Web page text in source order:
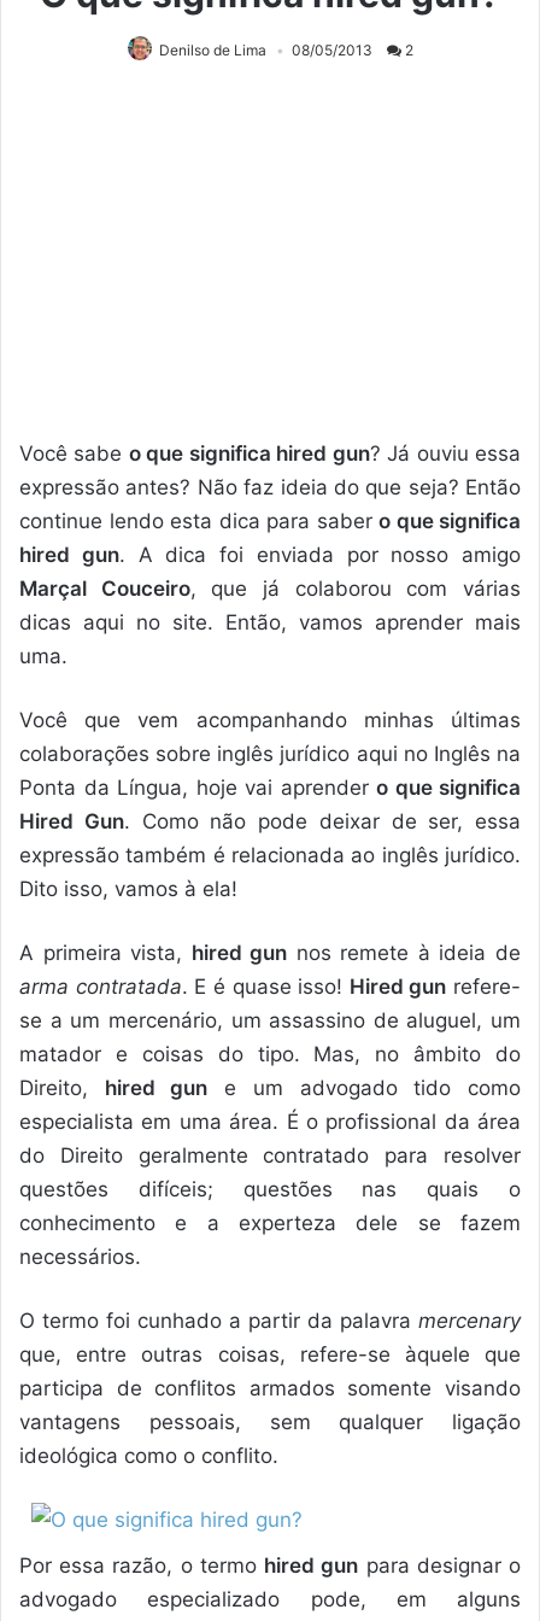
Denilso de Lima 08/05/2013 2
Você sabe o que significa hired gun? Já ouviu essa
expressão antes? Não faz ideia do que seja? Então
continue lendo esta dica para saber o que significa
hired gun. A dica foi enviada por nosso amigo
Marçal Couceiro, que já colaborou com várias
dicas aqui no site. Então, vamos aprender mais
uma.
Você que vem acompanhando minhas últimas
colaborações sobre inglês jurídico aqui no Inglês na
Ponta da Língua, hoje vai aprender o que significa
Hired Gun. Como não pode deixar de ser, essa
expressão também é relacionada ao inglês jurídico.
Dito isso, vamos à ela!
A primeira vista, hired gun nos remete à ideia de
arma contratada. E é quase isso! Hired gun refere-
se a um mercenário, um assassino de aluguel, um
matador e coisas do tipo. Mas, no âmbito do
Direito, hired gun e um advogado tido como
especialista em uma área. É o profissional da área
do Direito geralmente contratado para resolver
questões difíceis; questões nas quais o
conhecimento e a experteza dele se fazem
necessários.
O termo foi cunhado a partir da palavra mercenary
que, entre outras coisas, refere-se àquele que
participa de conflitos armados somente visando
vantagens pessoais, sem qualquer ligação
ideológica como o conflito.
Por essa razão, o termo hired gun para designar o
advogado especializado pode, em alguns